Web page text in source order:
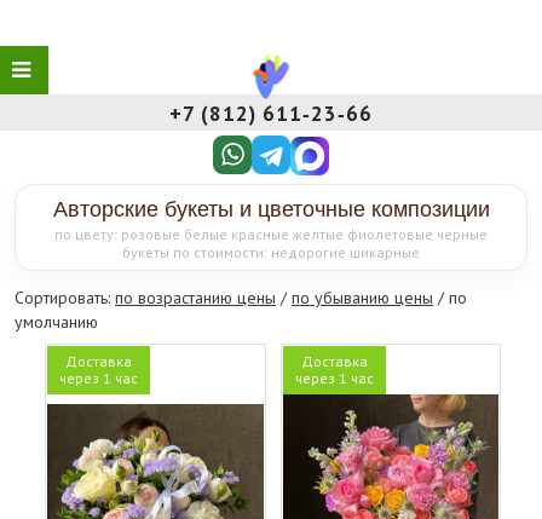
+7 (812) 611‑23‑66
Авторские букеты и цветочные композиции
по цвету: розовые белые красные желтые фиолетовые черные
букеты по стоимости: недорогие шикарные
Сортировать: по возрастанию цены /по убыванию цены / по
умолчанию
Доставка
через 1 час
Доставка
через 1 час